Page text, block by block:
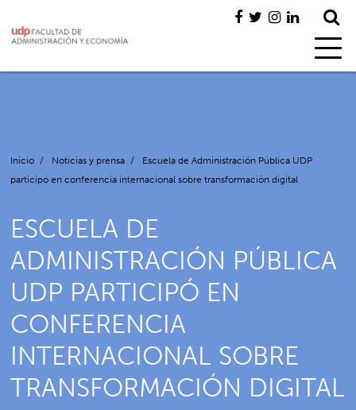
Inicio / Noticias y prensa /
Escuela de Administración Pública UDP
participó en conferencia internacional sobre transformación digital
ESCUELA DE
ADMINISTRACIÓN PÚBLICA
UDP PARTICIPÓ EN
CONFERENCIA
INTERNACIONAL SOBRE
TRANSFORMACIÓN DIGITAL